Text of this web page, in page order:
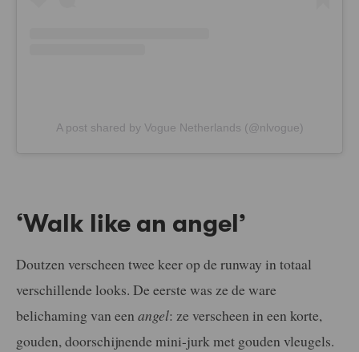
A post shared by Vogue Netherlands (@nlvogue)
‘Walk like an angel’
Doutzen verscheen twee keer op de runway in totaal
verschillende looks. De eerste was ze de ware
belichaming van een angel: ze verscheen in een korte,
gouden, doorschijnende mini-jurk met gouden vleugels.